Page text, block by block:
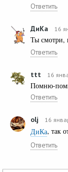
Ответить
ДиКа 16
Ты смотри,
Ответить
ttt 16
Помню-
Ответить
olj 16
ДиКа, так
Ответить